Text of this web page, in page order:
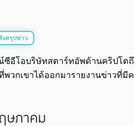
งสรุปข่าว
ซีอีโอบริษัทสตาร์ทอัพด้านคริปโต
กเขาได้ออกมารายงานข่าวที่มี
ษภาคม